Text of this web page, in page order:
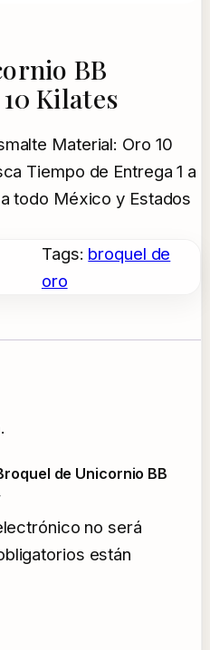
BB
Kilates
Material: Oro 10
Tiempo de Entrega 1 a
todo México y Estados
Tags: broquel de
oro
de Unicornio BB
no será
están